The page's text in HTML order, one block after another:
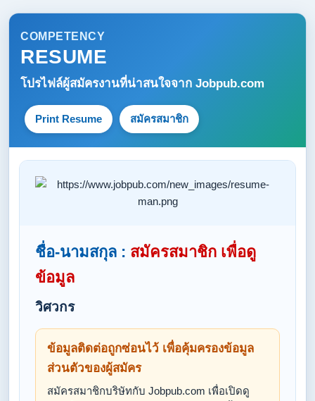
COMPETENCY
RESUME
โปรไฟล์ผู้สมัครงานที่น่าสนใจจาก Jobpub.com
Print Resume สมัครสมาชิก
ชื่อ-นามสกุล : สมัครสมาชิก เพื่อดู
ข้อมูล
วิศวกร
ข้อมูลติดต่อถูกซ่อนไว้ เพื่อคุ้มครองข้อมูล
ส่วนตัวของผู้สมัคร
สมัครสมาชิกบริษัทกับ Jobpub.com เพื่อเปิดดู